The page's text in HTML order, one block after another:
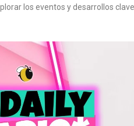
los eventos y desarrollos